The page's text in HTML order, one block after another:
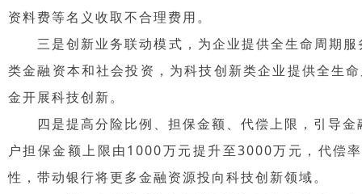
资料费等名义收取不合理费用。
三是创新业务联动模式，为企业提供全生命周期服
类金融资本和社会投资，为科技创新类企业提供全生
金开展科技创新。
四是提高分险比例、担保金额、代偿上限，引导金
户担保金额上限由1000万元提升至3000万元，代偿
性，带动银行将更多金融资源投向科技创新领域。